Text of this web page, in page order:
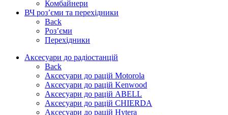
Комбайнери
ВЧ роз’єми та перехідники
Back
Роз’єми
Перехідники
Аксесуари до радіостанцій
Back
Аксесуари до рацій Motorola
Аксесуари до рацій Kenwood
Аксесуари до рацій ABELL
Аксесуари до рацій CHIERDA
Аксесуари до рацій Hytera